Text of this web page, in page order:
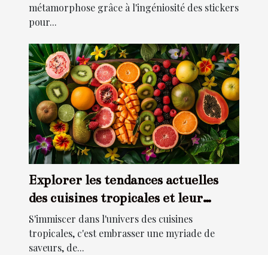
métamorphose grâce à l'ingéniosité des stickers
pour...
Explorer les tendances actuelles
des cuisines tropicales et leur
impact
S'immiscer dans l'univers des cuisines
tropicales, c'est embrasser une myriade de
saveurs, de...